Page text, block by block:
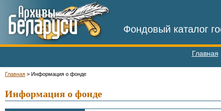
Фондовый каталог
Главная
Главная > Информация о фонде
Информация о фонде